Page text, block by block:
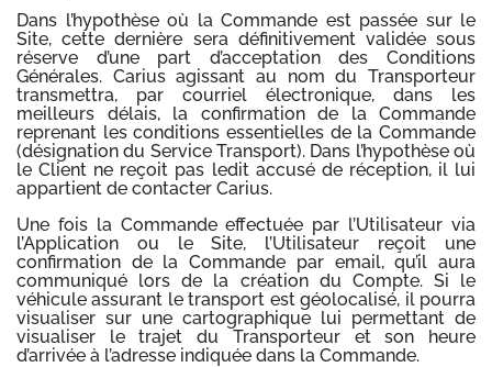
Dans l’hypothèse où la Commande est passée sur le
Site, cette dernière sera définitivement validée sous
réserve d’une part d’acceptation des Conditions
Générales. Carius agissant au nom du Transporteur
transmettra, par courriel électronique, dans les
meilleurs délais, la confirmation de la Commande
reprenant les conditions essentielles de la Commande
(désignation du Service Transport). Dans l’hypothèse où
le Client ne reçoit pas ledit accusé de réception, il lui
appartient de contacter Carius.
Une fois la Commande effectuée par l’Utilisateur via
l’Application ou le Site, l’Utilisateur reçoit une
confirmation de la Commande par email, qu’il aura
communiqué lors de la création du Compte. Si le
véhicule assurant le transport est géolocalisé, il pourra
visualiser sur une cartographique lui permettant de
visualiser le trajet du Transporteur et son heure
d’arrivée à l’adresse indiquée dans la Commande.